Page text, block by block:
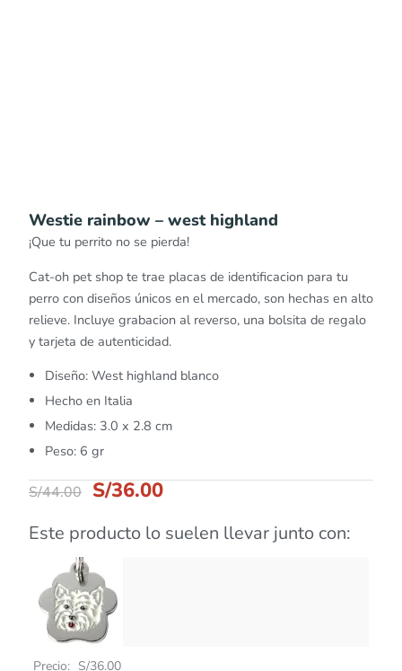
Westie rainbow – west highland
¡Que tu perrito no se pierda!
Cat-oh pet shop te trae placas de identificacion para tu
perro con diseños únicos en el mercado, son hechas en alto
relieve. Incluye grabacion al reverso, una bolsita de regalo
y tarjeta de autenticidad.
Diseño: West highland blanco
Hecho en Italia
Medidas: 3.0 x 2.8 cm
Peso: 6 gr
S/44.00 S/36.00
Este producto lo suelen llevar junto con:
Precio: S/36.00